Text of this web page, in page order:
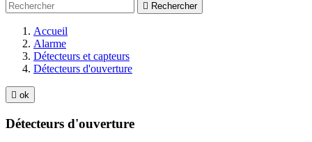
 Rechercher
Accueil
Alarme
Détecteurs et capteurs
Détecteurs d'ouverture
 ok
Détecteurs d'ouverture